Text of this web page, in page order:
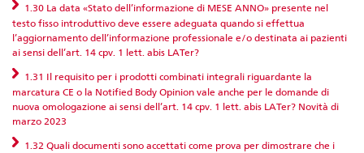
1.30 La data «Stato dell’informazione di MESE ANNO» presente nel
testo fisso introduttivo deve essere adeguata quando si effettua
l’aggiornamento dell’informazione professionale e/o destinata ai pazienti
ai sensi dell’art. 14 cpv. 1 lett. abis LATer?
1.31 Il requisito per i prodotti combinati integrali riguardante la
marcatura CE o la Notified Body Opinion vale anche per le domande di
nuova omologazione ai sensi dell’art. 14 cpv. 1 lett. abis LATer? Novità di
marzo 2023
1.32 Quali documenti sono accettati come prova per dimostrare che i